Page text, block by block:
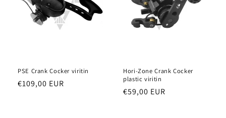
PSE Crank Cocker viritin
Normaalihinta
€109,00 EUR
Hori-Zone Crank Cocker
plastic viritin
Normaalihinta
€59,00 EUR